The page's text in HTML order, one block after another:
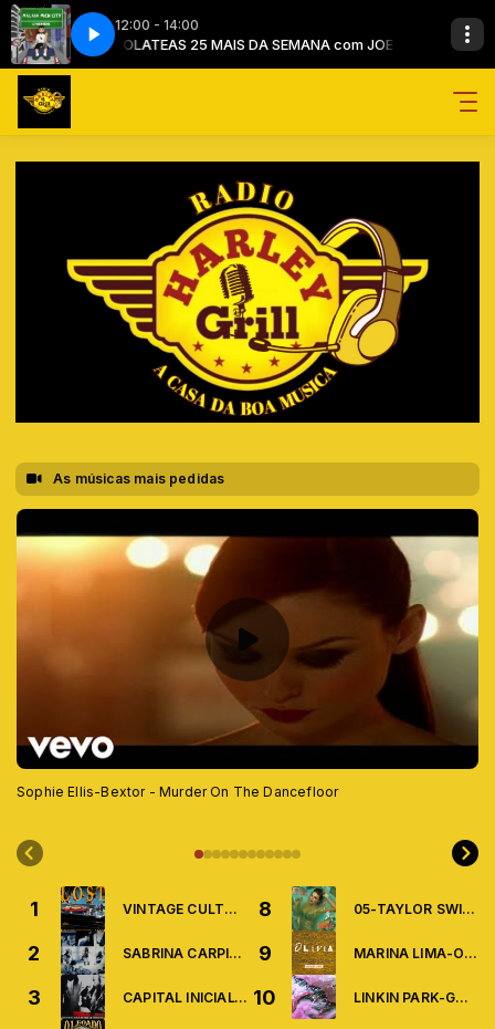
12:00 - 14:00
CHOCOLATE AS 25 MAIS DA SEMANA com JOE CHOCOLATE
LOLA YOUNG-MESSI (2024)
As músicas mais pedidas
Sophie Ellis-Bextor - Murder On The Dancefloor
1 VINTAGE CULTURE AND GABSS-LOST(REMIX)
2 SABRINA CARPINTER-MANCHILD(REMIX)
3 CAPITAL INICIAL-VOCÊ ME AMA DE VERDADE
8 05-TAYLOR SWIFT-THE FATE OF OPHELIA
9 MARINA LIMA-OLIVIA
10 LINKIN PARK-GOOD THINGS GO